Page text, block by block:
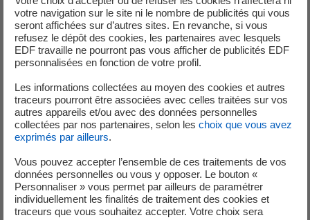
La méthode est appliquée à différents problèmes
d’optimisation DoC non-différentiables, certains avec des
contraintes de probabilités approximées sous forme DoC.
Bien que très générale, une application particulière sera
visée à la suite de ces développements : la résolution d’un
Optimal Power Flow (OPF) avec des contraintes de
probabilités jointes.
Ce type de problème a la singularité d’être d’un grand
intérêt tant académique qu’opérationnel. En effet, l’OPF
est toujours actuellement largement étudié dans la
littérature pour ses difficultés de résolution et est au
quotidien appliqué pour la conduite du réseau électrique.
votre navigation sur le site ni le nombre de publicités qui vous
seront affichées sur d’autres sites. En revanche, si vous
refusez le dépôt des cookies, les partenaires avec lesquels
EDF travaille ne pourront pas vous afficher de publicités EDF
personnalisées en fonction de votre profil.
Les informations collectées au moyen des cookies et autres
traceurs pourront être associées avec celles traitées sur vos
autres appareils et/ou avec des données personnelles
collectées par nos partenaires, selon les choix que vous avez
exprimés par ailleurs.
Vous pouvez accepter l’ensemble de ces traitements de vos
données personnelles ou vous y opposer. Le bouton «
Personnaliser » vous permet par ailleurs de paramétrer
individuellement les finalités de traitement des cookies et
traceurs que vous souhaitez accepter. Votre choix sera